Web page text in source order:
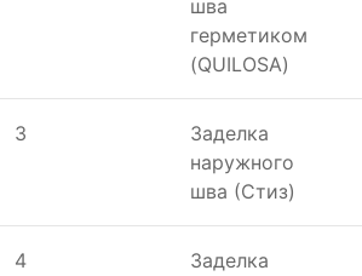
шва
герметиком
(QUILOSA)
3
Заделка
наружного
шва (Стиз)
4
Заделка